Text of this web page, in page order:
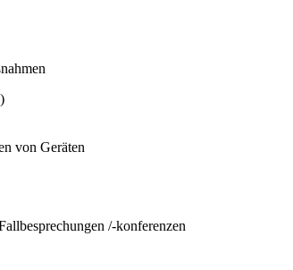
von Geräten
/-konferenzen